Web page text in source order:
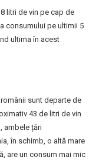
litri de vin pe cap de
consumului pe ultimii 5
ultima în acest
sunt departe de
43 de litri de vin
ambele țări
în schimb, o altă mare
are un consum mai mic